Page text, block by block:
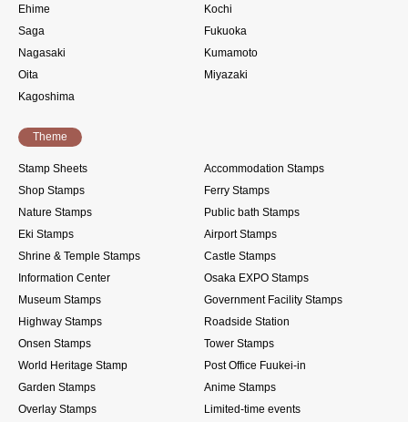
Ehime
Kochi
Saga
Fukuoka
Nagasaki
Kumamoto
Oita
Miyazaki
Kagoshima
Theme
Stamp Sheets
Accommodation Stamps
Shop Stamps
Ferry Stamps
Nature Stamps
Public bath Stamps
Eki Stamps
Airport Stamps
Shrine & Temple Stamps
Castle Stamps
Information Center
Osaka EXPO Stamps
Museum Stamps
Government Facility Stamps
Highway Stamps
Roadside Station
Onsen Stamps
Tower Stamps
World Heritage Stamp
Post Office Fuukei-in
Garden Stamps
Anime Stamps
Overlay Stamps
Limited-time events